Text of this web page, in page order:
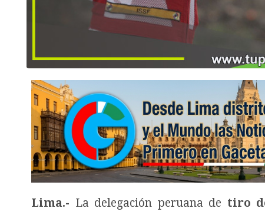
Lima.- La delegación peruana de tiro